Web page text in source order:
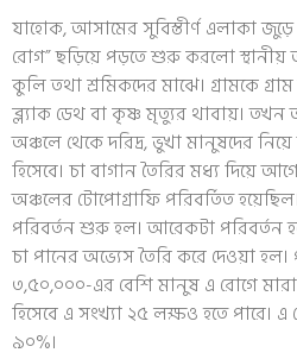
যাহোক, আসামের সুবিস্তীর্ণ এলাকা জুড়ে
রোগ” ছড়িয়ে পড়তে শুরু করলো স্থানীয়
কুলি তথা শ্রমিকদের মাঝে। গ্রামকে
ব্ল্যাক ডেথ বা কৃষ্ণ মৃত্যুর থাবায়।
অঞ্চলে থেকে দরিদ্র, ভুখা মানুষদের
হিসেবে। চা বাগান তৈরির মধ্য দিয়ে
অঞ্চলের টোপোগ্রাফি পরিবর্তিত
পরিবর্তন শুরু হল। আরেকটা পরিবর্তন
চা পানের অভ্যেস তৈরি করে দেওয়া হল।
৩,৫০,০০০-এর বেশি মানুষ এ রোগে
হিসেবে এ সংখ্যা ২৫ লক্ষও হতে পারে।
৯০%।